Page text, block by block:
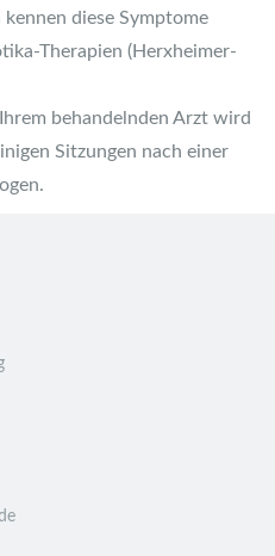
diese Symptome
Therapien (Herxheimer-
behandelnden Arzt wird
Sitzungen nach einer